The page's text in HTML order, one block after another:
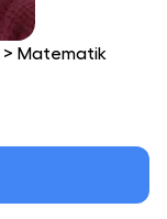
> Matematik